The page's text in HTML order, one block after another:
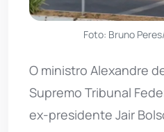
Foto: Bruno
O ministro Alexandre
Supremo Tribunal
ex-presidente Jair